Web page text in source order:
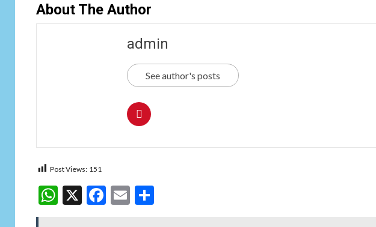
About The Author
admin
See author's posts
Post Views: 151
WhatsApp
X Facebook
Email